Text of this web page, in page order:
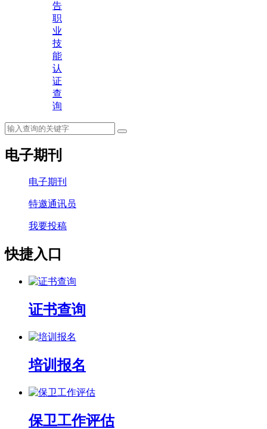
告
职
业
技
能
认
证
查
询
电子期刊
电子期刊
特邀通讯员
我要投稿
快捷入口
证书查询
培训报名
保卫工作评估